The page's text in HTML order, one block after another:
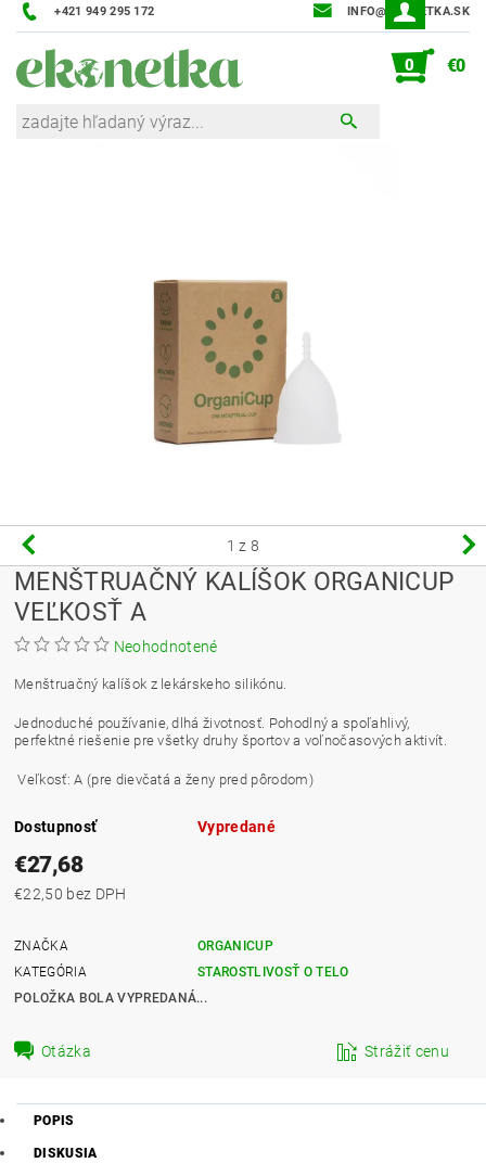
+421 949 295 172 INFO@EKONETKA.SK
0 €0
1 z 8
MENŠTRUAČNÝ KALÍŠOK ORGANICUP
VEĽKOSŤ A
Neohodnotené
Menštruačný kalíšok z lekárskeho silikónu.
Jednoduché používanie, dlhá životnosť. Pohodlný a spoľahlivý,
perfektné riešenie pre všetky druhy športov a voľnočasových aktivít.
Veľkosť: A (pre dievčatá a ženy pred pôrodom)
Dostupnosť Vypredané
€27,68
€22,50 bez DPH
ZNAČKA
ORGANICUP
KATEGÓRIA
STAROSTLIVOSŤ O TELO
POLOŽKA BOLA VYPREDANÁ...
Otázka Strážiť cenu
POPIS
DISKUSIA